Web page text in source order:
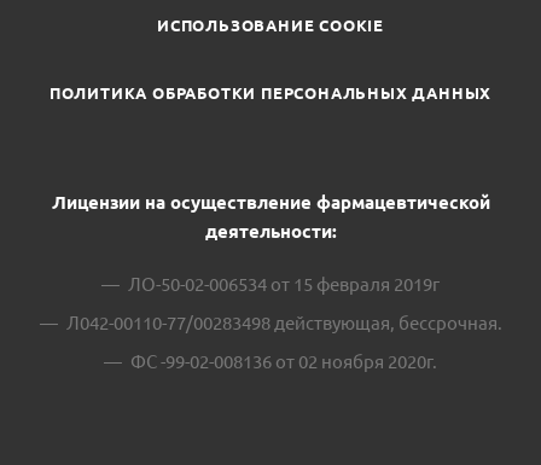
ИСПОЛЬЗОВАНИЕ COOKIE
ПОЛИТИКА ОБРАБОТКИ ПЕРСОНАЛЬНЫХ ДАННЫХ
Лицензии на осуществление фармацевтической
деятельности:
ЛО-50-02-006534 от 15 февраля 2019г
Л042-00110-77/00283498 действующая, бессрочная.
ФС -99-02-008136 от 02 ноября 2020г.